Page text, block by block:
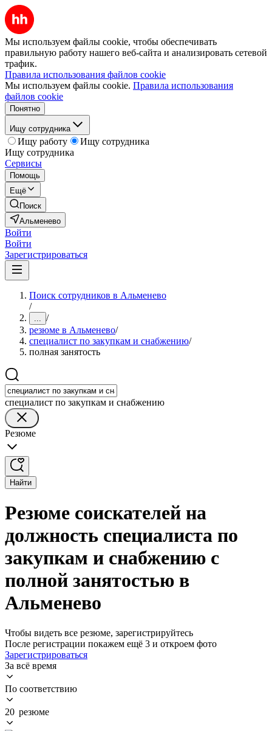
Мы используем файлы cookie, чтобы обеспечивать
правильную работу нашего веб-сайта и анализировать сетевой
трафик.
Правила использования файлов cookie
Мы используем файлы cookie. Правила использования
файлов cookie
Понятно
Ищу сотрудника
Ищу работу
Ищу сотрудника
Ищу сотрудника
Сервисы
Помощь
Ещё
Поиск
Альменево
Войти
Войти
Зарегистрироваться
Поиск сотрудников в Альменево
/
... /
резюме в Альменево/
специалист по закупкам и снабжению/
полная занятость
специалист по закупкам и снабжению
Резюме
Найти
Резюме соискателей на
должность специалиста по
закупкам и снабжению с
полной занятостью в
Альменево
Чтобы видеть все резюме, зарегистрируйтесь
После регистрации покажем ещё 3 и откроем фото
Зарегистрироваться
За всё время
По соответствию
20 резюме